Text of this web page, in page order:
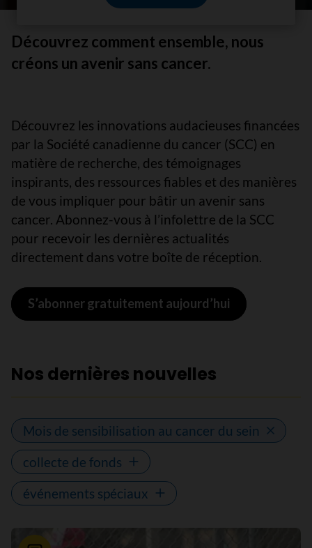
Découvrez comment ensemble, nous
créons un avenir sans cancer.
Découvrez les innovations audacieuses financées
par la Société canadienne du cancer (SCC) en
matière de recherche, des témoignages
inspirants, des ressources fiables et des manières
de vous impliquer pour bâtir un avenir sans
cancer. Abonnez-vous à l’infolettre de la SCC
pour recevoir les dernières actualités
directement dans votre boîte de réception.
S’abonner gratuitement aujourd’hui
Nos dernières nouvelles
Mois de sensibilisation au cancer du sein
collecte de fonds
événements spéciaux